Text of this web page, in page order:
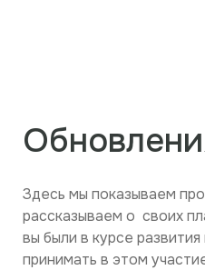
Здесь мы показываем
рассказываем о своих
вы были в курсе
принимать в этом